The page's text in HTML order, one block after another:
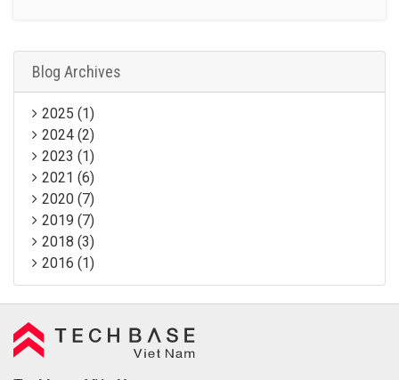
Blog Archives
2025 (1)
2024 (2)
2023 (1)
2021 (6)
2020 (7)
2019 (7)
2018 (3)
2016 (1)